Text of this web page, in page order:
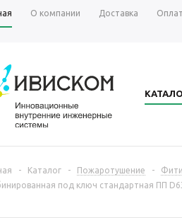
О компании Доставка
- Каталог - Пожаротушение -
под ключ стандартная ПП